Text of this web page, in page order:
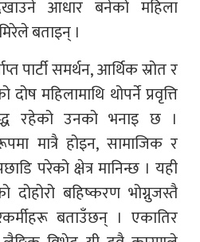
आधार बनेको महिला
बताइन् ।
पार्टी समर्थन, आर्थिक स्रोत र
दोष महिलामाथि थोपर्ने प्रवृत्ति
रहेको उनको भनाइ छ ।
मात्रै होइन, सामाजिक र
परेको क्षेत्र मानिन्छ । यही
दोहोरो बहिष्करण भोग्नुजस्तै
बताउँछन् । एकातिर